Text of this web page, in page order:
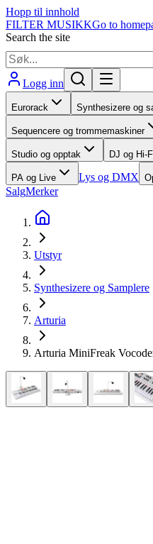
Hopp til innhold
FILTER MUSIKKGo to
Search the site
Logg inn
Eurorack Synthesizere og
Sequencere og trommemaskiner
Studio og opptak DJ og Hi-
PA og Live Lys og DMX
SalgMerker
Utstyr
Synthesizere og Samplere
Arturia
Arturia MiniFreak